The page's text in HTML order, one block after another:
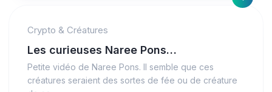
Crypto & Créatures
Les curieuses Naree Pons…
Petite vidéo de Naree Pons. Il semble que ces
créatures seraient des sortes de fée ou de créature